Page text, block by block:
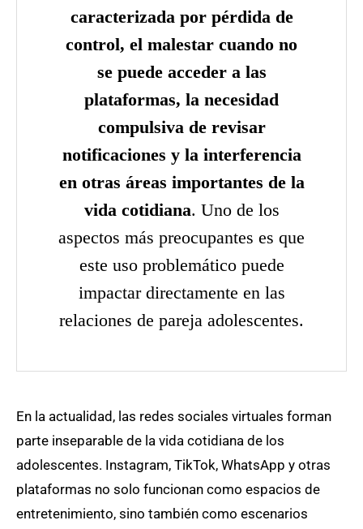
caracterizada por pérdida de
control, el malestar cuando no
se puede acceder a las
plataformas, la necesidad
compulsiva de revisar
notificaciones y la interferencia
en otras áreas importantes de la
vida cotidiana. Uno de los
aspectos más preocupantes es que
este uso problemático puede
impactar directamente en las
relaciones de pareja adolescentes.
En la actualidad, las redes sociales virtuales forman
parte inseparable de la vida cotidiana de los
adolescentes. Instagram, TikTok, WhatsApp y otras
plataformas no solo funcionan como espacios de
entretenimiento, sino también como escenarios